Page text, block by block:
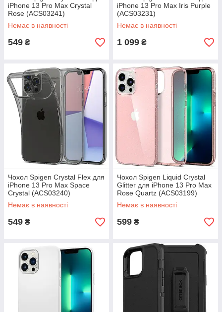
iPhone 13 Pro Max Crystal
Rose (ACS03241)
Немає в наявності
549 ₴
iPhone 13 Pro Max Iris Purple
(ACS03231)
Немає в наявності
1 099 ₴
Чохол Spigen Crystal Flex для
iPhone 13 Pro Max Space
Crystal (ACS03240)
Немає в наявності
549 ₴
Чохол Spigen Liquid Crystal
Glitter для iPhone 13 Pro Max
Rose Quartz (ACS03199)
Немає в наявності
599 ₴